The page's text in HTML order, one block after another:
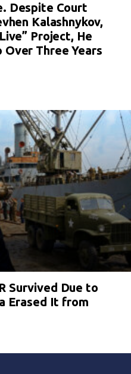
Despite Court
Kalashnykov,
Project, He
Over Three Years
Survived Due to
Erased It from